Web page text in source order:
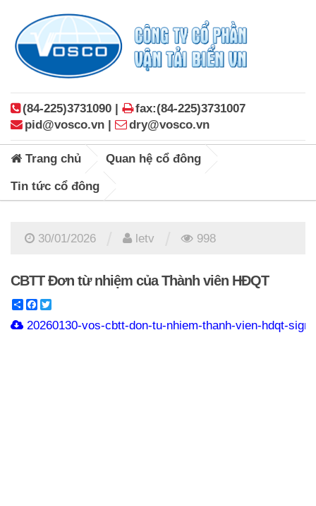
(84-225)3731090 |
fax:(84-225)3731007
pid@vosco.vn |
dry@vosco.vn
Trang chủ Quan hệ cổ đông
Tin tức cổ đông
30/01/2026 letv 998
CBTT Đơn từ nhiệm của Thành viên HĐQT
ShareFacebook
20260130-vos-cbtt-don-tu-nhiem-thanh-vien-hdqt-